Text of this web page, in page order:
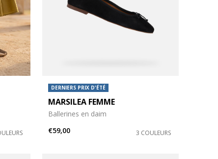
DERNIERS PRIX D'ÉTÉ
MARSILEA FEMME
Ballerines en daim
€59,00
3 COULEURS